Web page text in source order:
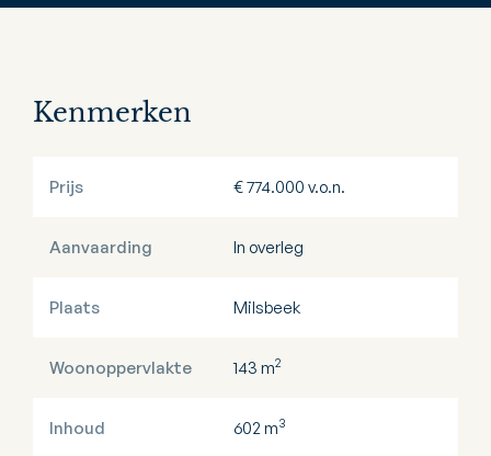
Kenmerken
Prijs € 774.000 v.o.n.
Aanvaarding In overleg
Plaats Milsbeek
Woonoppervlakte 143 m2
Inhoud 602 m3